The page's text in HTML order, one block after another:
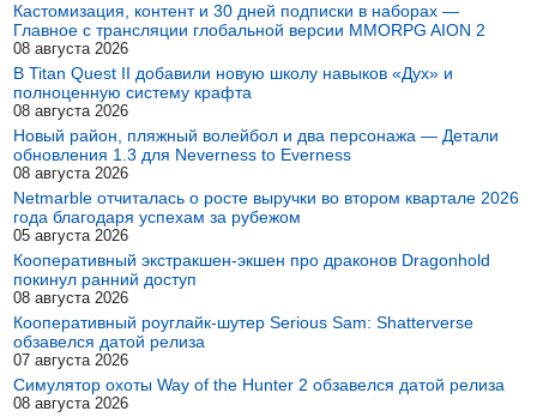
Кастомизация, контент и 30 дней подписки в наборах —
Главное с трансляции глобальной версии MMORPG AION 2
08 августа 2026
В Titan Quest II добавили новую школу навыков «Дух» и
полноценную систему крафта
08 августа 2026
Новый район, пляжный волейбол и два персонажа — Детали
обновления 1.3 для Neverness to Everness
08 августа 2026
Netmarble отчиталась о росте выручки во втором квартале 2026
года благодаря успехам за рубежом
05 августа 2026
Кооперативный экстракшен-экшен про драконов Dragonhold
покинул ранний доступ
08 августа 2026
Кооперативный роуглайк-шутер Serious Sam: Shatterverse
обзавелся датой релиза
07 августа 2026
Симулятор охоты Way of the Hunter 2 обзавелся датой релиза
08 августа 2026